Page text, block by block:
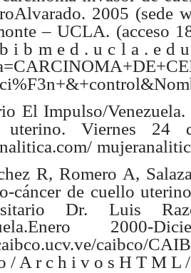
2005
– UCLA. (acceso
b i b m e d . u c l a . e d
El Impulso/
uterino. Viernes 24
R, Romero A,
cáncer de cuello
Dr.
Luis
caibco/
/ A r c h i v o s H T M L /